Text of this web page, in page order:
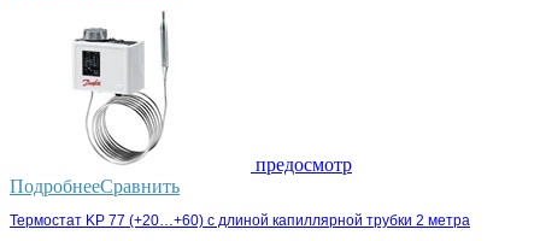
предосмотр
ПодробнееСравнить
Термостат KP 77 (+20…+60) с длиной капиллярной трубки 2 метра